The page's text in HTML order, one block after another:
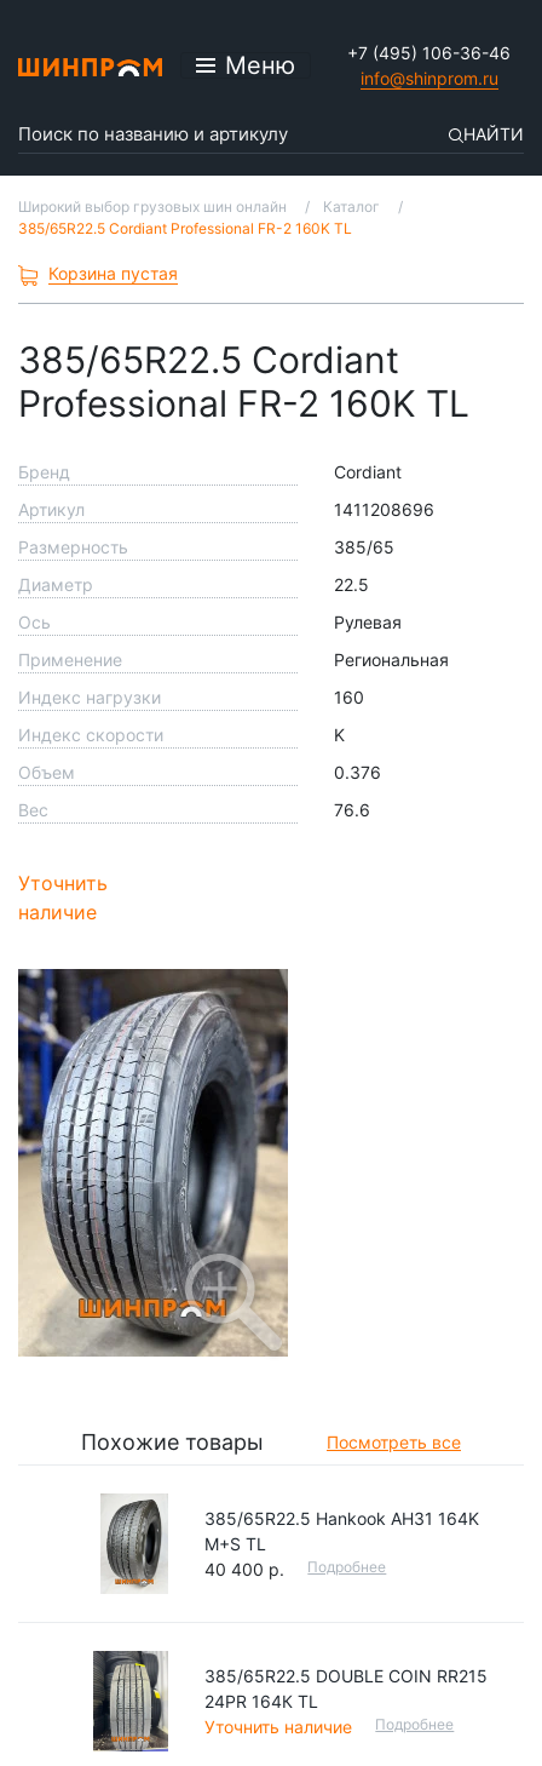
Меню
+7 (495) 106-36-46
info@shinprom.ru
НАЙТИ
Широкий выбор грузовых шин онлайн
Каталог
385/65R22.5 Cordiant Professional FR-2 160K TL
Корзина пустая
385/65R22.5 Cordiant
Professional FR-2 160K TL
Бренд
Cordiant
Артикул
1411208696
Размерность
385/65
Диаметр
22.5
Ось
Рулевая
Применение
Региональная
Индекс нагрузки
160
Индекс скорости
K
Объем
0.376
Вес
76.6
Уточнить
наличие
Похожие товары Посмотреть все
385/65R22.5 Hankook AH31 164K
M+S TL
40 400 р.
Подробнее
385/65R22.5 DOUBLE COIN RR215
24PR 164К TL
Уточнить наличие
Подробнее